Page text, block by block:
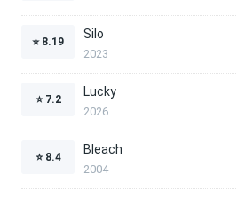
⭐ 8.19
Silo
2023
⭐ 7.2
Lucky
2026
⭐ 8.4
Bleach
2004